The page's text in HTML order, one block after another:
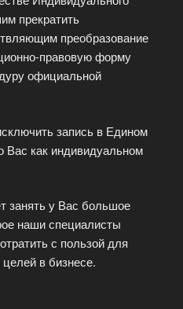
прекратить
преобразование
правовую форму
официальной
запись в Едином
Вас как индивидуальном
занять у Вас большое
наши специалисты
с пользой для
в бизнесе.